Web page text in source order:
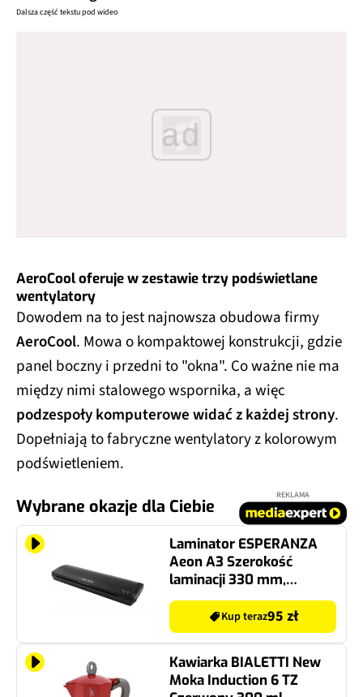
Dalsza część tekstu pod wideo
ad
AeroCool oferuje w zestawie trzy podświetlane
wentylatory
Dowodem na to jest najnowsza obudowa firmy
AeroCool. Mowa o kompaktowej konstrukcji, gdzie
panel boczny i przedni to "okna". Co ważne nie ma
między nimi stalowego wspornika, a więc
podzespoły komputerowe widać z każdej strony.
Dopełniają to fabryczne wentylatory z kolorowym
podświetleniem.
Wybrane okazje dla Ciebie
REKLAMA
Laminator ESPERANZA
Aeon A3 Szerokość
laminacji 330 mm,
Nagrzewanie 5 min
Kup teraz95 zł
Kawiarka BIALETTI New
Moka Induction 6 TZ